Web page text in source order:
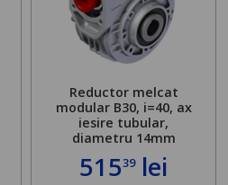
Reductor melcat
modular B30, i=40, ax
iesire tubular,
diametru 14mm
51539lei